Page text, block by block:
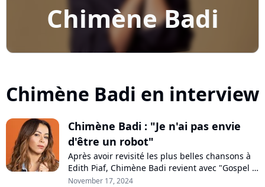
Chimène Badi
Chimène Badi en interview
Chimène Badi : "Je n'ai pas envie
d'être un robot"
Après avoir revisité les plus belles chansons à
Edith Piaf, Chimène Badi revient avec "Gospel &
Soul, la voix et l'âme", un album concept mêlant
November 17, 2024